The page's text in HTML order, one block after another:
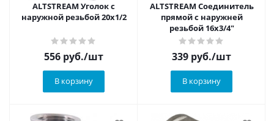
ALTSTREAM Уголок с
наружной резьбой 20х1/2
556 руб./шт
В корзину
ALTSTREAM Соединитель
прямой с наружней
резьбой 16х3/4"
339 руб./шт
В корзину